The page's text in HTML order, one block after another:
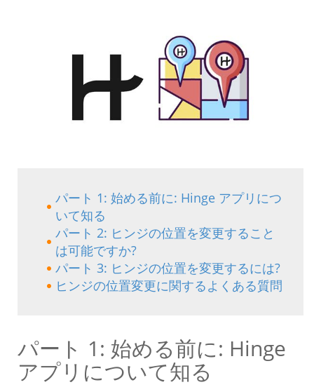
パート 1: 始める前に: Hinge アプリにつ
いて知る
パート 2: ヒンジの位置を変更すること
は可能ですか?
パート 3: ヒンジの位置を変更するには?
ヒンジの位置変更に関するよくある質問
パート 1: 始める前に: Hinge
アプリについて知る